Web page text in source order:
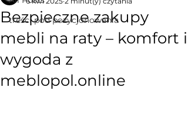
treści pod pozycjonowania
Bezpieczne zakupy
mebli na raty – komfort i
wygoda z
meblopol.online